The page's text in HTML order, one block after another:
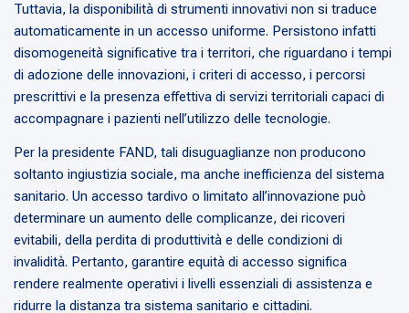
Tuttavia, la disponibilità di strumenti innovativi non si traduce
automaticamente in un accesso uniforme. Persistono infatti
disomogeneità significative tra i territori, che riguardano i tempi
di adozione delle innovazioni, i criteri di accesso, i percorsi
prescrittivi e la presenza effettiva di servizi territoriali capaci di
accompagnare i pazienti nell’utilizzo delle tecnologie.
Per la presidente FAND, tali disuguaglianze non producono
soltanto ingiustizia sociale, ma anche inefficienza del sistema
sanitario. Un accesso tardivo o limitato all’innovazione può
determinare un aumento delle complicanze, dei ricoveri
evitabili, della perdita di produttività e delle condizioni di
invalidità. Pertanto, garantire equità di accesso significa
rendere realmente operativi i livelli essenziali di assistenza e
ridurre la distanza tra sistema sanitario e cittadini.